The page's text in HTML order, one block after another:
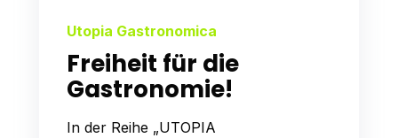
Utopia Gastronomica
Freiheit für die
Gastronomie!
In der Reihe „UTOPIA